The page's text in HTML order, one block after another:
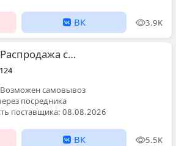
ВК 3.9K
24-03“SALE”Распродажа садовод
Возможен самовывоз
посредника
поставщика: 08.08.2026
ВК 5.5K